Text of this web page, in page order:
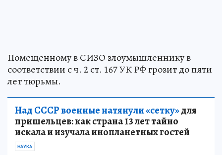
Помещенному в СИЗО злоумышленнику в
соответствии с ч. 2 ст. 167 УК РФ грозит до пяти
лет тюрьмы.
Над СССР военные натянули «сетку»для
пришельцев: как страна 13 лет тайно
искала и изучала инопланетных гостей
НАУКА